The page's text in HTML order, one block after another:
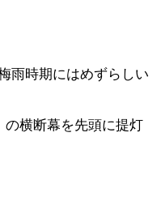
雨時期にはめずらしい
の横断幕を先頭に提灯